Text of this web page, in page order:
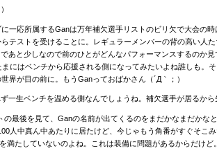
一応所属するGanは万年補欠選手リストのビリ欠で大会の
テストを受けることに。レギュラーメンバーの背の高い人
あと少しなので前のひとがどんなパフォーマンスするのか
にはベンチから応援される側になってみたいよね誰しも。
界が目の前に。もうGanっておばかさん（´Д｀；）
一生ベンチを温める側なんでしょうね。補欠選手が居るか
最後を見て、Ganの名前が出てくるのをまだかなまだか
人中真ん中あたりに居たけど、今じゃもう角番がすぐそ
満たしていないのよね。これは装備に問題があるからだけど。